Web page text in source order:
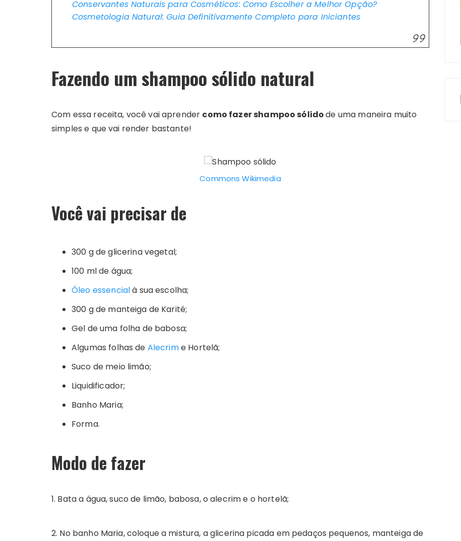
Conservantes Naturais para Cosméticos: Como Escolher a Melhor Opção?
Cosmetologia Natural: Guia Definitivamente Completo para Iniciantes
Fazendo um shampoo sólido natural
Com essa receita, você vai aprender como fazer shampoo sólidode uma maneira muito
simples e que vai render bastante!
Commons Wikimedia
Você vai precisar de
300 g de glicerina vegetal;
100 ml de água;
Óleo essencialà sua escolha;
300 g de manteiga de Karité;
Gel de uma folha de babosa;
Algumas folhas de Alecrime Hortelã;
Suco de meio limão;
Liquidificador;
Banho Maria;
Forma.
Modo de fazer
1. Bata a água, suco de limão, babosa, o alecrim e o hortelã;
2. No banho Maria, coloque a mistura, a glicerina picada em pedaços pequenos, manteiga de